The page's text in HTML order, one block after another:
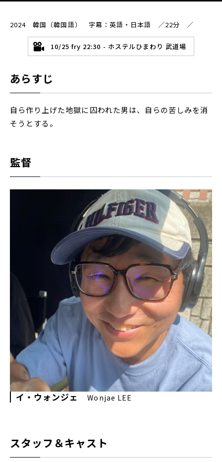
2024 韓国（韓国語） 字幕：英語・日本語 ／22分 ／
10/25 fry 22:30 - ホステルひまわり 武道場
あらすじ
自ら作り上げた地獄に囚われた男は、自らの苦しみを消
そうとする。
監督
イ・ウォンジェWonjae LEE
スタッフ＆キャスト